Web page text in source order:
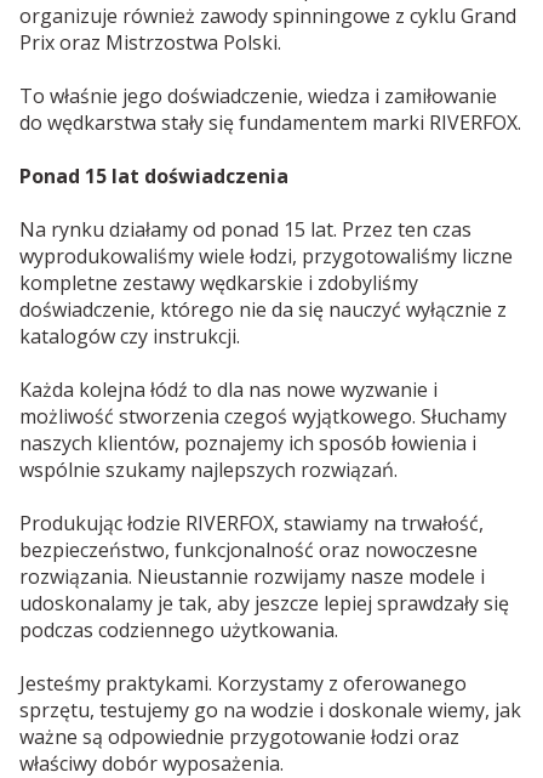
organizuje również zawody spinningowe z cyklu Grand
Prix oraz Mistrzostwa Polski.
To właśnie jego doświadczenie, wiedza i zamiłowanie
do wędkarstwa stały się fundamentem marki RIVERFOX.
Ponad 15 lat doświadczenia
Na rynku działamy od ponad 15 lat. Przez ten czas
wyprodukowaliśmy wiele łodzi, przygotowaliśmy liczne
kompletne zestawy wędkarskie i zdobyliśmy
doświadczenie, którego nie da się nauczyć wyłącznie z
katalogów czy instrukcji.
Każda kolejna łódź to dla nas nowe wyzwanie i
możliwość stworzenia czegoś wyjątkowego. Słuchamy
naszych klientów, poznajemy ich sposób łowienia i
wspólnie szukamy najlepszych rozwiązań.
Produkując łodzie RIVERFOX, stawiamy na trwałość,
bezpieczeństwo, funkcjonalność oraz nowoczesne
rozwiązania. Nieustannie rozwijamy nasze modele i
udoskonalamy je tak, aby jeszcze lepiej sprawdzały się
podczas codziennego użytkowania.
Jesteśmy praktykami. Korzystamy z oferowanego
sprzętu, testujemy go na wodzie i doskonale wiemy, jak
ważne są odpowiednie przygotowanie łodzi oraz
właściwy dobór wyposażenia.